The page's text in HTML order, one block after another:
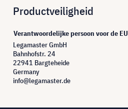
Productveiligheid
Verantwoordelijke persoon voor de EU
Legamaster GmbH
Bahnhofstr. 24
22941 Bargteheide
Germany
info@legamaster.de